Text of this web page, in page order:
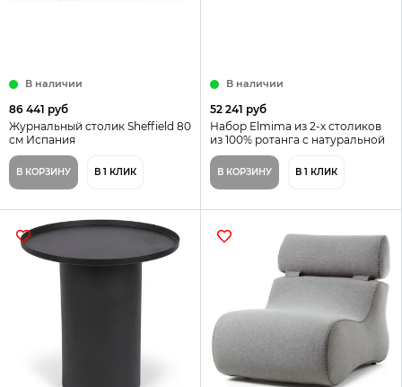
В наличии
86 441 руб
Журнальный столик Sheffield 80
см Испания
В КОРЗИНУ В 1 КЛИК
В наличии
52 241 руб
Набор Elmima из 2-х столиков
из 100% ротанга с натуральной
отделкой Ø 66 см и Ø 55 см
Испания
В КОРЗИНУ В 1 КЛИК